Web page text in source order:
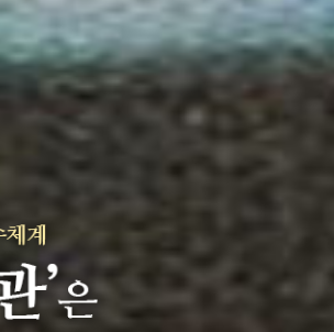
50
주년 광장
세계와 함께 한 KIHASA